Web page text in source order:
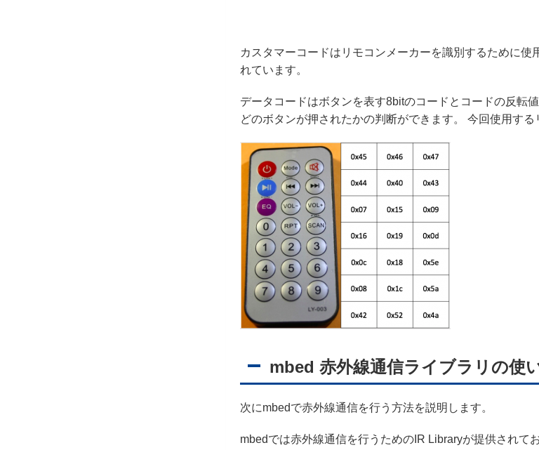
カスタマーコードはリモコンメーカーを識別するために
れています。
データコードはボタンを表す8bitのコードとコードの反転
どのボタンが押されたかの判断ができます。 今回使用す
mbed 赤外線通信ライブラリの使
次にmbedで赤外線通信を行う方法を説明します。
mbedでは赤外線通信を行うためのIR Libraryが提供され